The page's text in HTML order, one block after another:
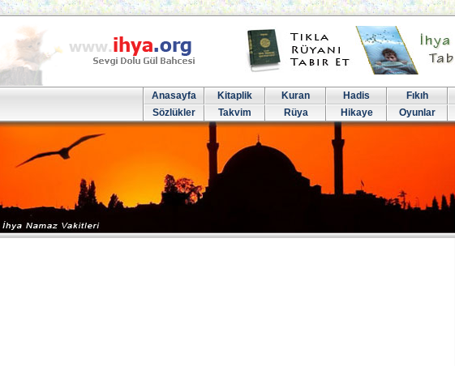
Anasayfa Kitaplik Kuran Hadis Fıkıh
Sözlükler
Takvim Rüya Hikaye Oyunlar